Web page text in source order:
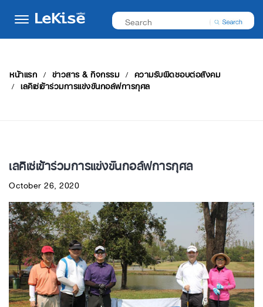
หน้าแรก ข่าวสาร & กิจกรรม ความรับผิดชอบต่อสังคม
เลคิเซ่เข้าร่วมการแข่งขันกอล์ฟการกุศล
เลคิเซ่เข้าร่วมการแข่งขันกอล์ฟการกุศล
October 26, 2020